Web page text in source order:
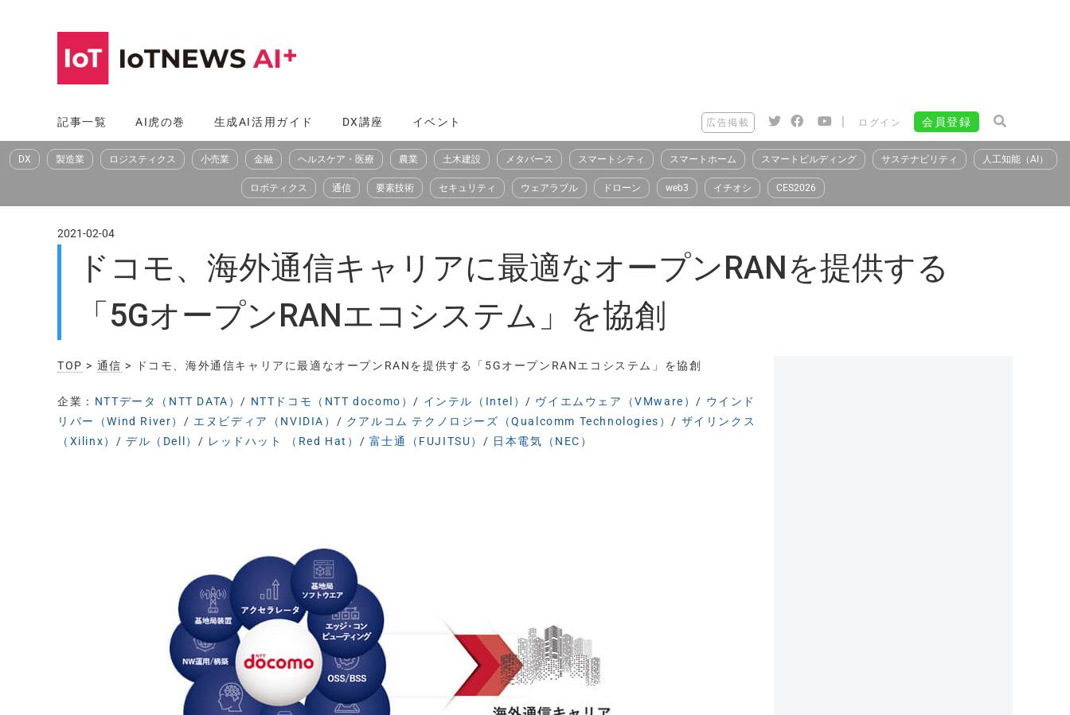
へ
ス
記事一覧 AI虎の巻 生成AI活用ガイド DX講座 イベント 広告掲載 | ログイン 会員登録
DX 製造業 ロジスティクス 小売業 金融 ヘルスケア・医療 農業 土木建設 メタバース スマートシティ スマートホーム スマートビルディング サステナビリティ 人工知能（AI）
ロボティクス 通信 要素技術 セキュリティ ウェアラブル ドローン web3 イチオシ CES2026
2021-02-04
ドコモ、海外通信キャリアに最適なオープンRANを提供する
「5GオープンRANエコシステム」を協創
TOP > 通信 > ドコモ、海外通信キャリアに最適なオープンRANを提供する「5GオープンRANエコシステム」を協創
企業： NTTデータ（NTT DATA） / NTTドコモ（NTT docomo） / インテル（Intel） / ヴイエムウェア（VMware） / ウインド
リバー（Wind River） / エヌビディア（NVIDIA） / クアルコム テクノロジーズ（Qualcomm Technologies） / ザイリンクス
（Xilinx） /デル（Dell） / レッドハット （Red Hat） / 富士通（FUJITSU） / 日本電気（NEC）